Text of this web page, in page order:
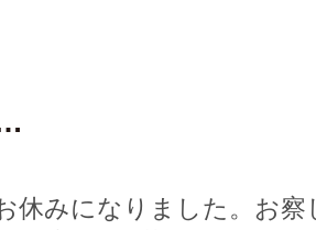
休みになりました。お察